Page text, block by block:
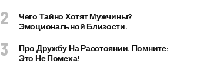
Чего Тайно Хотят Мужчины?
Эмоциональной Близости.
Про Дружбу На Расстоянии. Помните:
Это Не Помеха!